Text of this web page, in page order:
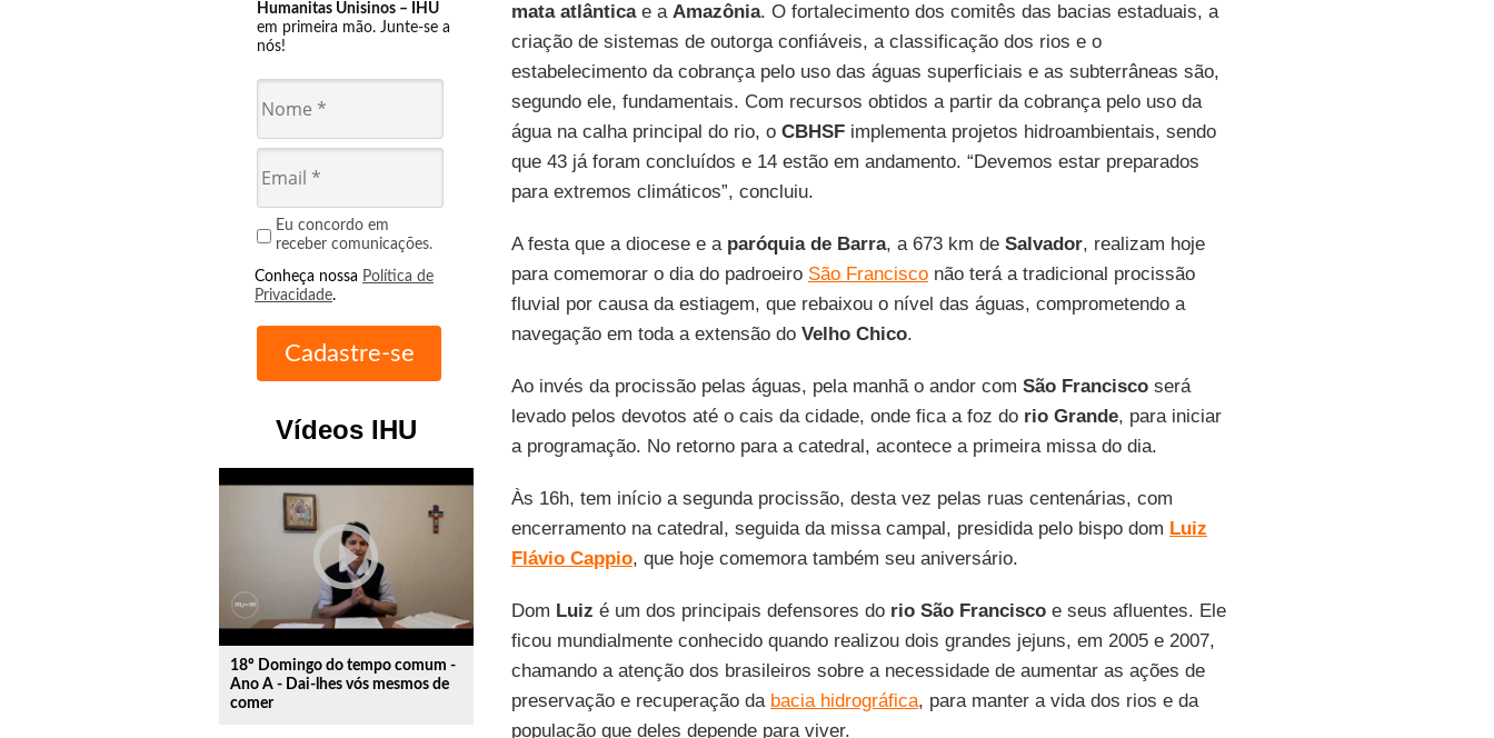
Humanitas Unisinos – IHU
em primeira mão. Junte-se a
nós!
Eu concordo em
receber comunicações.
Conheça nossa Política de
Privacidade.
Vídeos IHU
play_circle_outline
18º Domingo do tempo comum -
Ano A - Dai-lhes vós mesmos de
comer
mata atlânticae a Amazônia. O fortalecimento dos comitês das bacias estaduais, a
criação de sistemas de outorga confiáveis, a classificação dos rios e o
estabelecimento da cobrança pelo uso das águas superficiais e as subterrâneas são,
segundo ele, fundamentais. Com recursos obtidos a partir da cobrança pelo uso da
água na calha principal do rio, o CBHSFimplementa projetos hidroambientais, sendo
que 43 já foram concluídos e 14 estão em andamento. “Devemos estar preparados
para extremos climáticos”, concluiu.
A festa que a diocese e a paróquia de Barra, a 673 km de Salvador, realizam hoje
para comemorar o dia do padroeiro São Francisconão terá a tradicional procissão
fluvial por causa da estiagem, que rebaixou o nível das águas, comprometendo a
navegação em toda a extensão do Velho Chico.
Ao invés da procissão pelas águas, pela manhã o andor com São Franciscoserá
levado pelos devotos até o cais da cidade, onde fica a foz do rio Grande, para iniciar
a programação. No retorno para a catedral, acontece a primeira missa do dia.
Às 16h, tem início a segunda procissão, desta vez pelas ruas centenárias, com
encerramento na catedral, seguida da missa campal, presidida pelo bispo dom Luiz
Flávio Cappio, que hoje comemora também seu aniversário.
Dom Luiz é um dos principais defensores do rio São Franciscoe seus afluentes. Ele
ficou mundialmente conhecido quando realizou dois grandes jejuns, em 2005 e 2007,
chamando a atenção dos brasileiros sobre a necessidade de aumentar as ações de
preservação e recuperação da bacia hidrográfica, para manter a vida dos rios e da
população que deles depende para viver.